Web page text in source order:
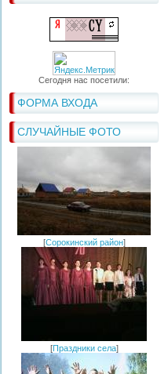
Сегодня нас посетили:
ФОРМА ВХОДА
СЛУЧАЙНЫЕ ФОТО
[Сорокинский район]
[Праздники села]